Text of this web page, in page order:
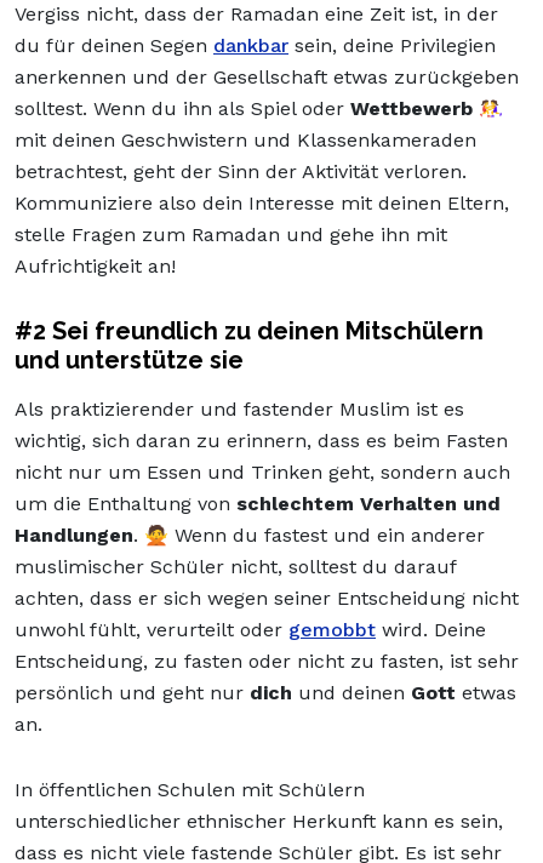
Vergiss nicht, dass der Ramadan eine Zeit ist, in der
du für deinen Segen dankbar sein, deine Privilegien
anerkennen und der Gesellschaft etwas zurückgeben
solltest. Wenn du ihn als Spiel oder Wettbewerb 🤼‍♀️
mit deinen Geschwistern und Klassenkameraden
betrachtest, geht der Sinn der Aktivität verloren.
Kommuniziere also dein Interesse mit deinen Eltern,
stelle Fragen zum Ramadan und gehe ihn mit
Aufrichtigkeit an!
#2 Sei freundlich zu deinen Mitschülern
und unterstütze sie
Als praktizierender und fastender Muslim ist es
wichtig, sich daran zu erinnern, dass es beim Fasten
nicht nur um Essen und Trinken geht, sondern auch
um die Enthaltung von schlechtem Verhalten und
Handlungen. 🙅 Wenn du fastest und ein anderer
muslimischer Schüler nicht, solltest du darauf
achten, dass er sich wegen seiner Entscheidung nicht
unwohl fühlt, verurteilt oder gemobbt wird. Deine
Entscheidung, zu fasten oder nicht zu fasten, ist sehr
persönlich und geht nur dich und deinen Gott etwas
an.
In öffentlichen Schulen mit Schülern
unterschiedlicher ethnischer Herkunft kann es sein,
dass es nicht viele fastende Schüler gibt. Es ist sehr